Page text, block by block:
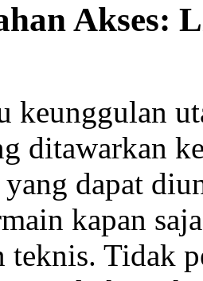
Akses:
keunggulan
ditawarkan
yang dapat
kapan
teknis. Tidak